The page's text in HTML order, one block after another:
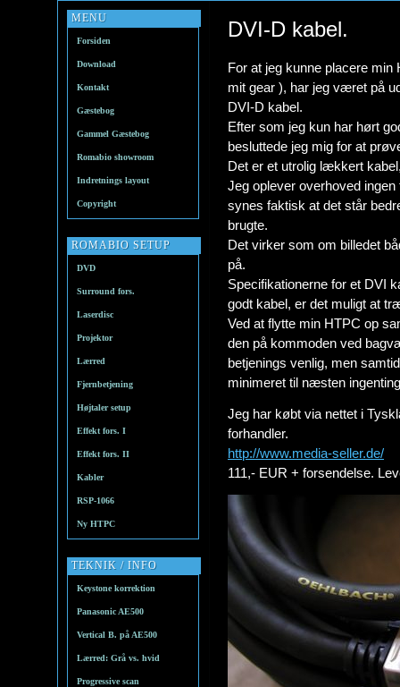
MENU
Forsiden
Download
Kontakt
Gæstebog
Gammel Gæstebog
Romabio showroom
Indretnings layout
Copyright
ROMABIO SETUP
DVD
Surround fors.
Laserdisc
Projektor
Lærred
Fjernbetjening
Højtaler setup
Effekt fors. I
Effekt fors. II
Kabler
RSP-1066
Ny HTPC
TEKNIK / INFO
Keystone korrektion
Panasonic AE500
Vertical B. på AE500
Lærred: Grå vs. hvid
Progressive scan
DVI-D kabel.
For at jeg kunne placere
mit gear ), har jeg været på
DVI-D kabel.
Efter som jeg kun har hørt
besluttede jeg mig for at
Det er et utrolig lækkert
Jeg oplever overhoved
synes faktisk at det står
brugte.
Det virker som om billedet
på.
Specifikationerne for et DVI
godt kabel, er det muligt at
Ved at flytte min HTPC op
den på kommoden ved
betjenings venlig, men
minimeret til næsten
Jeg har købt via nettet i
forhandler.
http://www.media-seller.de/
111,- EUR + forsendelse.